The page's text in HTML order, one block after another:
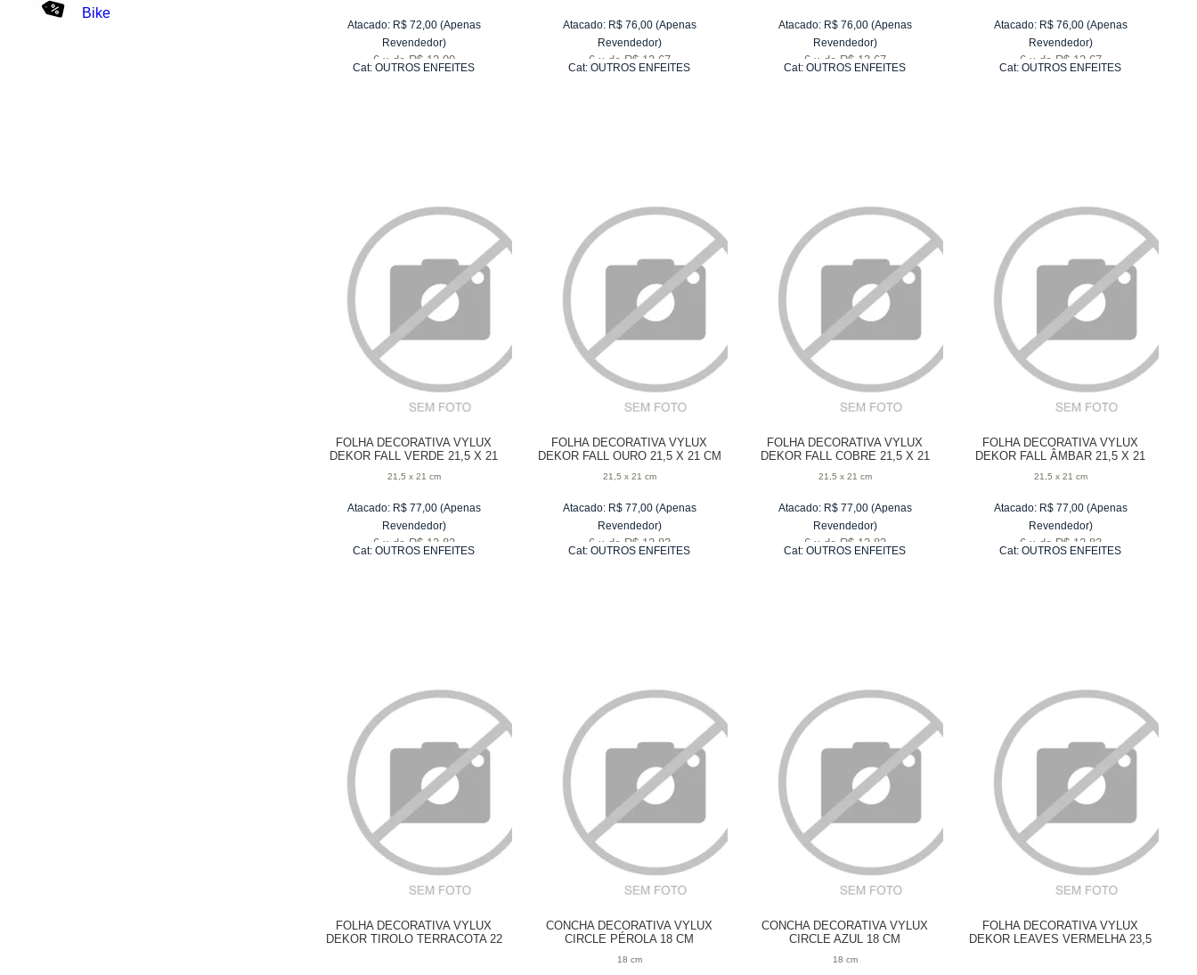
Bike
Atacado: R$ 72,00 (Apenas
Revendedor)
6 x de R$ 12,00
Cat:OUTROS ENFEITES
Atacado: R$ 76,00 (Apenas
Revendedor)
6 x de R$ 12,67
Cat:OUTROS ENFEITES
Atacado: R$ 76,00 (Apenas
Revendedor)
6 x de R$ 12,67
Cat:OUTROS ENFEITES
Atacado: R$ 76,00 (Apenas
Revendedor)
6 x de R$ 12,67
Cat:OUTROS ENFEITES
FOLHA DECORATIVA VYLUX
DEKOR FALL VERDE 21,5 X 21
21,5 x 21 cm
Atacado: R$ 77,00 (Apenas
Revendedor)
6 x de R$ 12,83
Cat:OUTROS ENFEITES
FOLHA DECORATIVA VYLUX
DEKOR FALL OURO 21,5 X 21 CM
21,5 x 21 cm
Atacado: R$ 77,00 (Apenas
Revendedor)
6 x de R$ 12,83
Cat:OUTROS ENFEITES
FOLHA DECORATIVA VYLUX
DEKOR FALL COBRE 21,5 X 21
21,5 x 21 cm
Atacado: R$ 77,00 (Apenas
Revendedor)
6 x de R$ 12,83
Cat:OUTROS ENFEITES
FOLHA DECORATIVA VYLUX
DEKOR FALL ÂMBAR 21,5 X 21
21,5 x 21 cm
Atacado: R$ 77,00 (Apenas
Revendedor)
6 x de R$ 12,83
Cat:OUTROS ENFEITES
FOLHA DECORATIVA VYLUX
DEKOR TIROLO TERRACOTA 22
CONCHA DECORATIVA VYLUX
CIRCLE PÉROLA 18 CM
18 cm
CONCHA DECORATIVA VYLUX
CIRCLE AZUL 18 CM
18 cm
FOLHA DECORATIVA VYLUX
DEKOR LEAVES VERMELHA 23,5